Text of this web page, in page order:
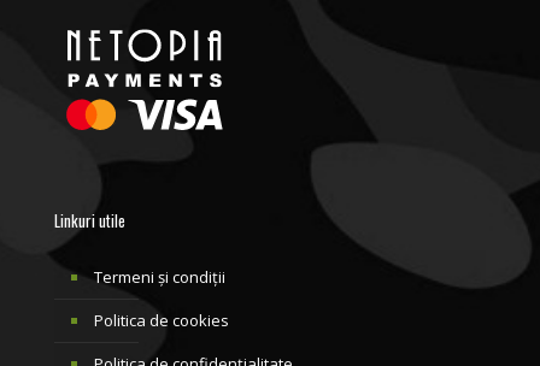
Linkuri utile
Termeni și condiții
Politica de cookies